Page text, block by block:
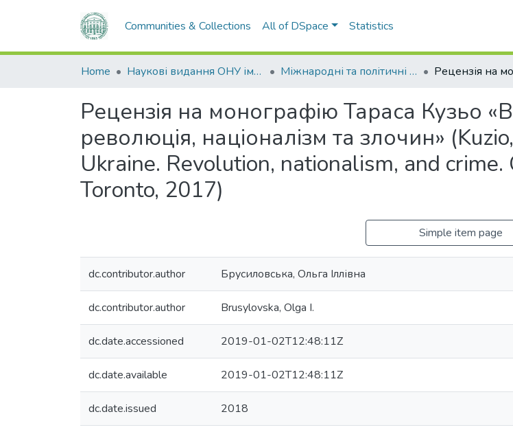
Communities & Collections All of DSpace Statistics
Home Наукові видання ОНУ імені І. І. Мечникова Міжнародні та політичні дослідження
Рецензія на монографію Тараса Кузьо
революція, націоналізм та злочин»
Ukraine. Revolution, nationalism, and
Toronto, 2017)
Simple item page
dc.contributor.author Брусиловська, Ольга Іллівна
dc.contributor.author Brusylovska, Olga I.
dc.date.accessioned 2019-01-02T12:48:11Z
dc.date.available 2019-01-02T12:48:11Z
dc.date.issued 2018